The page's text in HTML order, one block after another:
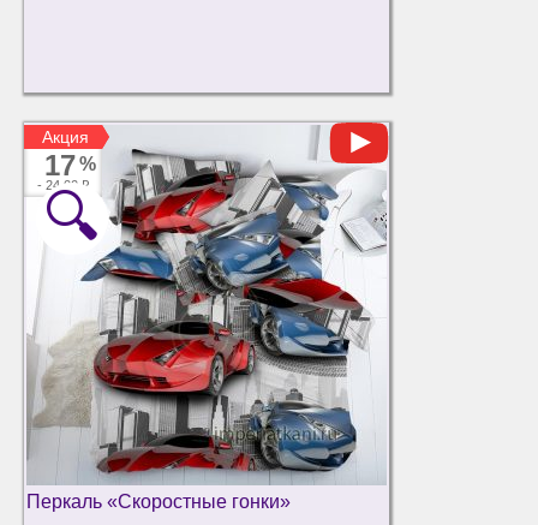
Акция
17%
- 24.00 ₽
Акция
🔍
Перкаль «Скоростные гонки»